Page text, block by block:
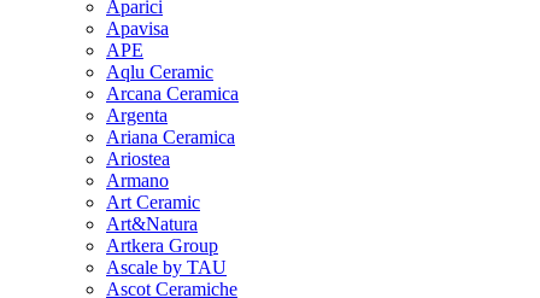
Aparici
Apavisa
APE
Aqlu Ceramic
Arcana Ceramica
Argenta
Ariana Ceramica
Ariostea
Armano
Art Ceramic
Art&Natura
Artkera Group
Ascale by TAU
Ascot Ceramiche